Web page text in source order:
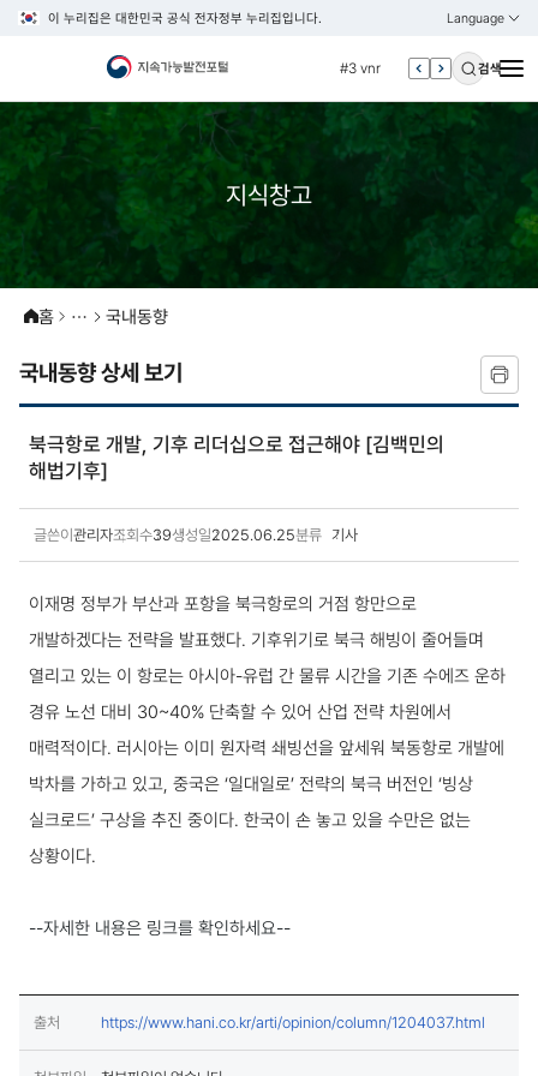
이 누리집은 대한민국 공식 전자정부 누리집입니다. Language
열기
KOREAN
ENGLISH
#3 vnr
#4 관세
#6 빈곤
검색
지식창고
홈 국내동향
국내동향 상세 보기
북극항로 개발, 기후 리더십으로 접근해야 [김백민의
해법기후]
글쓴이관리자조회수39생성일2025.06.25분류 기사
이재명 정부가 부산과 포항을 북극항로의 거점 항만으로
개발하겠다는 전략을 발표했다. 기후위기로 북극 해빙이 줄어들며
열리고 있는 이 항로는 아시아-유럽 간 물류 시간을 기존 수에즈 운하
경유 노선 대비 30~40% 단축할 수 있어 산업 전략 차원에서
매력적이다. 러시아는 이미 원자력 쇄빙선을 앞세워 북동항로 개발에
박차를 가하고 있고, 중국은 ‘일대일로’ 전략의 북극 버전인 ‘빙상
실크로드’ 구상을 추진 중이다. 한국이 손 놓고 있을 수만은 없는
상황이다.
--자세한 내용은 링크를 확인하세요--
출처 https://www.hani.co.kr/arti/opinion/column/1204037.html